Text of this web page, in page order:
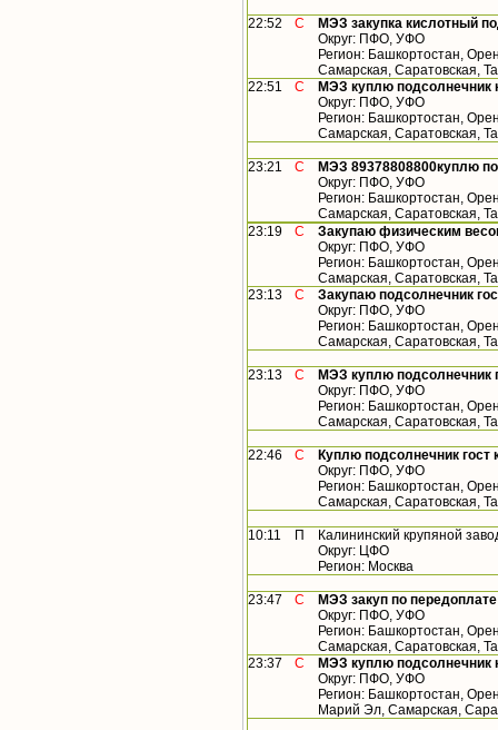
22:52 С
МЭЗ закупка кислотный
Округ: ПФО, УФО
Регион: Башкортостан,
Самарская, Саратовская,
22:51
С
МЭЗ куплю подсолнечник
Округ: ПФО, УФО
Регион: Башкортостан,
Самарская, Саратовская,
23:21 С
МЭЗ 89378808800куплю
Округ: ПФО, УФО
Регион: Башкортостан,
Самарская, Саратовская,
23:19
С
Закупаю физическим
Округ: ПФО, УФО
Регион: Башкортостан,
Самарская, Саратовская,
23:13
С
Закупаю подсолнечник
Округ: ПФО, УФО
Регион: Башкортостан,
Самарская, Саратовская,
23:13 С
МЭЗ куплю подсолнечник
Округ: ПФО, УФО
Регион: Башкортостан,
Самарская, Саратовская,
22:46 С
Куплю подсолнечник гост
Округ: ПФО, УФО
Регион: Башкортостан,
Самарская, Саратовская,
10:11 П
Калининский крупяной
Округ: ЦФО
Регион: Москва
23:47 С
МЭЗ закуп по
Округ: ПФО, УФО
Регион: Башкортостан,
Самарская, Саратовская,
23:37
С
МЭЗ куплю подсолнечник
Округ: ПФО, УФО
Регион: Башкортостан,
Марий Эл, Самарская,